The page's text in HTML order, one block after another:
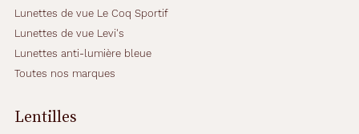
Lunettes de vue Le Coq Sportif
Lunettes de vue Levi's
Lunettes anti-lumière bleue
Toutes nos marques
Lentilles